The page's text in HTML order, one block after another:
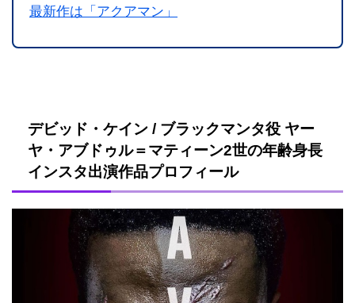
最新作は「アクアマン」
デビッド・ケイン / ブラックマンタ役 ヤー
ヤ・アブドゥル＝マティーン2世の年齢身長
インスタ出演作品プロフィール